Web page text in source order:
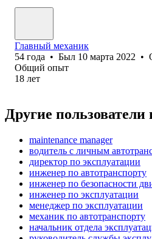
Главный механик
54 года • Был 10 марта 2022 •
Общий опыт
18 лет
Другие
maintenance manager
водитель с личным
директор по эксплуатации
инженер по автотранспорту
инженер по безопасности
инженер по эксплуатации
менеджер по эксплуатации
механик по автотранспорту
начальник отдела